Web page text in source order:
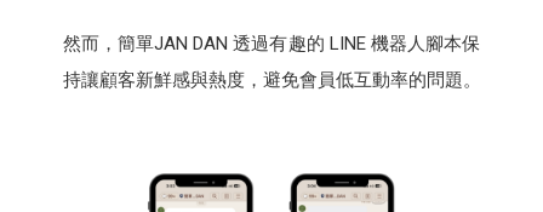
然而，簡單JAN DAN 透過有趣的 LINE 機器人腳本保
持讓顧客新鮮感與熱度，避免會員低互動率的問題。